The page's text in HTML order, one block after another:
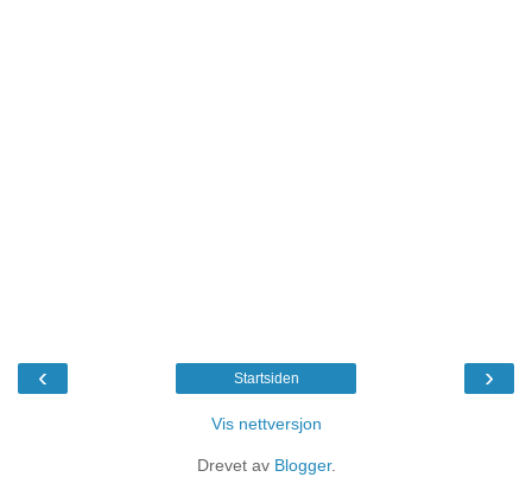
‹ ›
Startsiden
Vis nettversjon
Drevet av Blogger.